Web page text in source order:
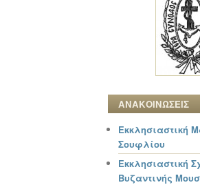
ΑΝΑΚΟΙΝΩΣΕΙΣ
Εκκλησιαστική
Σουφλίου
Εκκλησιαστική
Βυζαντινής